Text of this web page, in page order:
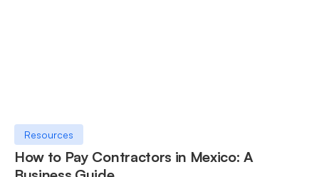
Resources
How to Pay Contractors in Mexico: A